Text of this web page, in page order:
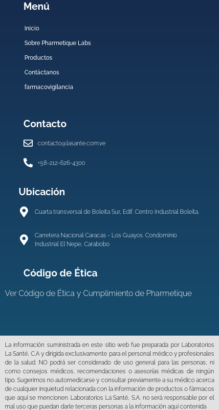
Menú
Inicio
Sobre Pharmetique Labs
Productos
Contáctanos
farmacovigilancia
Contacto
contacto@lasante.com.ve
+58-212-626-4300
Ubicación
Cuarta transversal de Boleita Sur, Edif. Centro Industrial Boleíta.
Carretera Nacional Caracas - Los Guayos. Condominio
Industrial El Nepe, Carabobo
Código de Ética
VerCódigo de Ética y Cumplimiento de Pharmetique
La información suministrada en este sitio web fue preparada por Laboratorios
La Santé, C.A y dirigida exclusivamente para el personal médico y profesionales
de la salud. NO podrá ser considerado de uso general para las personas, ni
como consejos médicos, recomendaciones o asesorías médicas de ningún
tipo. Sugerimos no automedicarse y consultar previamente a su médico acerca
de cualquier inquietud relacionada con la información de productos o fármacos
que aquí se mencionen. Laboratorios La Santé, S.A. no será responsable por el
mal uso que puedan darle terceras personas a la información aquí contenida